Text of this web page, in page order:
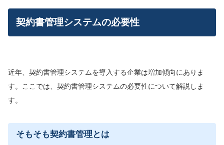
契約書管理システムの必要性
近年、契約書管理システムを導入する企業は増加傾向にありま
す。ここでは、契約書管理システムの必要性について解説しま
す。
そもそも契約書管理とは